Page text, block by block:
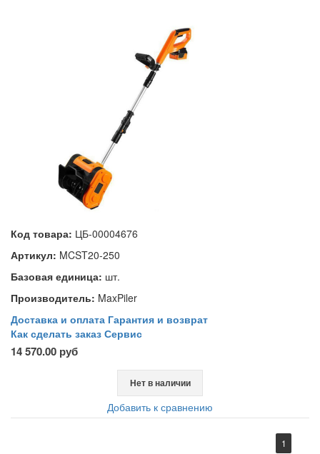
Код товара: ЦБ-00004676
Артикул: MCST20-250
Базовая единица: шт.
Производитель: MaxPiler
Доставка и оплата Гарантия и возврат
Как сделать заказ Сервис
14 570.00 руб
Нет в наличии
Добавить к сравнению
1